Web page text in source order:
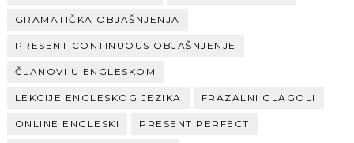
GRAMATIČKA OBJAŠNJENJA
PRESENT CONTINUOUS OBJAŠNJENJE
ČLANOVI U ENGLESKOM
LEKCIJE ENGLESKOG JEZIKA FRAZALNI GLAGOLI
ONLINE ENGLESKI PRESENT PERFECT